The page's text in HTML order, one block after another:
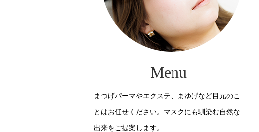
Menu
まつげパーマやエクステ、まゆげなど目元のこ
とはお任せください。マスクにも馴染む自然な
出来をご提案します。